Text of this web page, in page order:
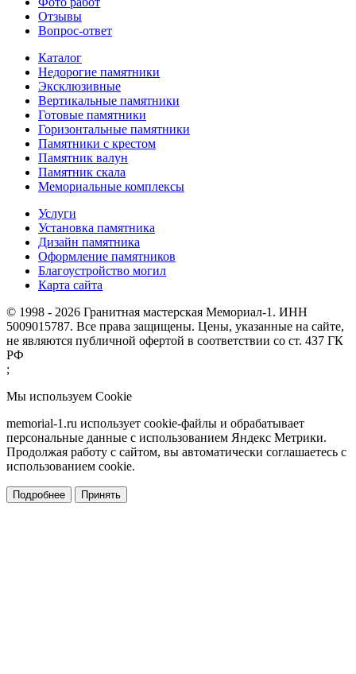
Отзывы
Вопрос-ответ
Каталог
Недорогие памятники
Эксклюзивные
Вертикальные памятники
Готовые памятники
Горизонтальные памятники
Памятники с крестом
Памятник валун
Памятник скала
Мемориальные комплексы
Услуги
Установка памятника
Дизайн памятника
Оформление памятников
Благоустройство могил
Карта сайта
© 1998 - 2026 Гранитная мастерская Мемориал-1. ИНН
5009015787. Все права защищены. Цены, указанные на сайте,
не являются публичной офертой в соответствии со ст. 437 ГК
РФ
;
Мы используем Cookie
memorial-1.ru использует cookie-файлы и обрабатывает
персональные данные с использованием Яндекс Метрики.
Продолжая работу с сайтом, вы автоматически соглашаетесь с
использованием cookie.
Подробнее Принять